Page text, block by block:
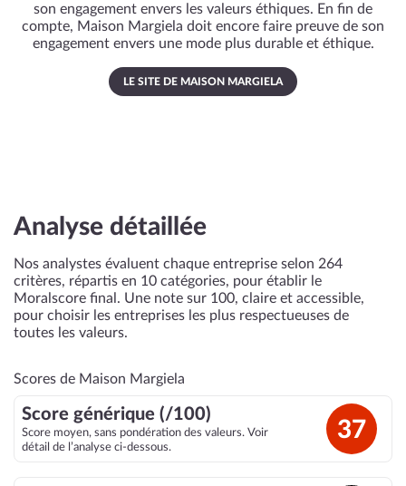
son engagement envers les valeurs éthiques. En fin de
compte, Maison Margiela doit encore faire preuve de son
engagement envers une mode plus durable et éthique.
LE SITE DE MAISON MARGIELA
Analyse détaillée
Nos analystes évaluent chaque entreprise selon 264
critères, répartis en 10 catégories, pour établir le
Moralscore final. Une note sur 100, claire et accessible,
pour choisir les entreprises les plus respectueuses de
toutes les valeurs.
Scores de Maison Margiela
Score générique (/100)
Score moyen, sans pondération des valeurs. Voir
détail de l’analyse ci-dessous.
37